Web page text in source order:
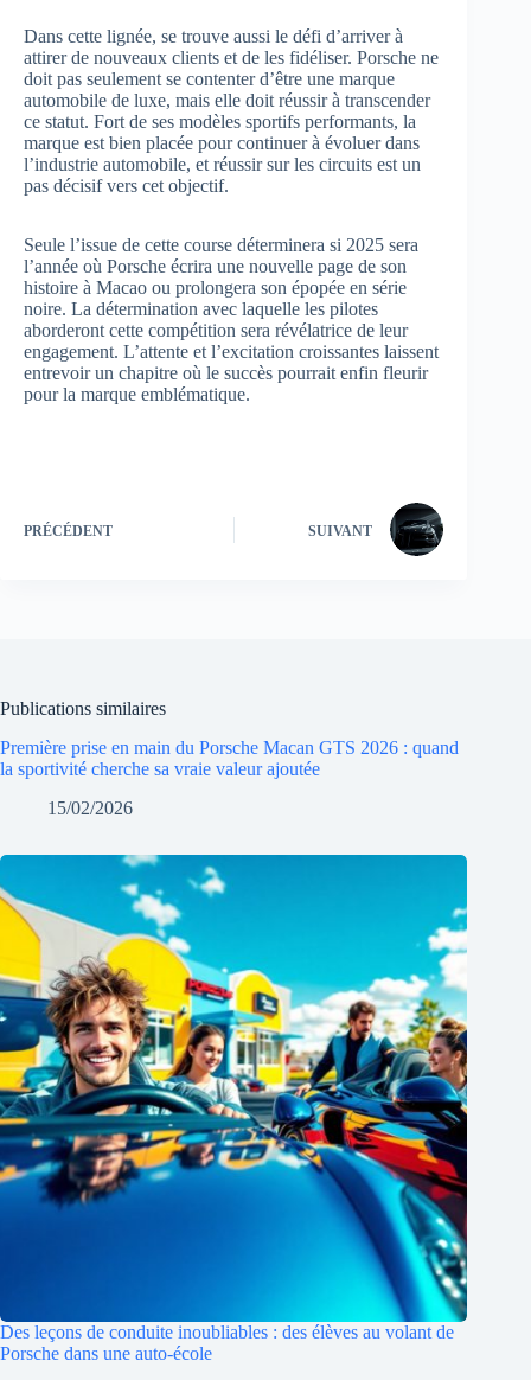
Dans cette lignée, se trouve aussi le défi d’arriver à
attirer de nouveaux clients et de les fidéliser. Porsche ne
doit pas seulement se contenter d’être une marque
automobile de luxe, mais elle doit réussir à transcender
ce statut. Fort de ses modèles sportifs performants, la
marque est bien placée pour continuer à évoluer dans
l’industrie automobile, et réussir sur les circuits est un
pas décisif vers cet objectif.
Seule l’issue de cette course déterminera si 2025 sera
l’année où Porsche écrira une nouvelle page de son
histoire à Macao ou prolongera son épopée en série
noire. La détermination avec laquelle les pilotes
aborderont cette compétition sera révélatrice de leur
engagement. L’attente et l’excitation croissantes laissent
entrevoir un chapitre où le succès pourrait enfin fleurir
pour la marque emblématique.
PRÉCÉDENT SUIVANT
Publications similaires
Première prise en main du Porsche Macan GTS 2026 : quand
la sportivité cherche sa vraie valeur ajoutée
15/02/2026
Des leçons de conduite inoubliables : des élèves au volant de
Porsche dans une auto-école